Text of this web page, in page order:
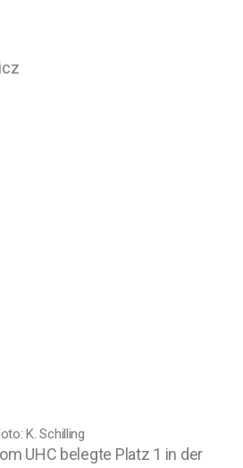
K. Schilling
UHC belegte Platz 1 in der